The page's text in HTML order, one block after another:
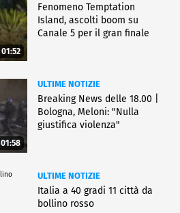
01:52
Fenomeno Temptation
Island, ascolti boom su
Canale 5 per il gran finale
01:58
ULTIME NOTIZIE
Breaking News delle 18.00 |
Bologna, Meloni: "Nulla
giustifica violenza"
ULTIME NOTIZIE
Italia a 40 gradi 11 città da
bollino rosso